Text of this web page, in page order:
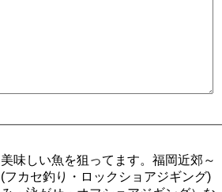
味しい魚を狙ってます。福岡近郊～
フカセ釣り・ロックショアジギング)